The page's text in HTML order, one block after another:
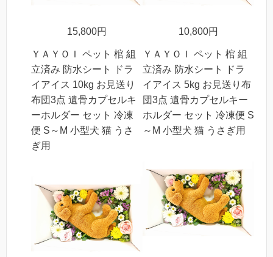
15,800円 10,800円
ＹＡＹＯＩ ペット 棺 組
立済み 防水シート ドラ
イアイス 10kg お見送り
布団3点 遺骨カプセルキ
ーホルダー セット 冷凍
便 S～M 小型犬 猫 うさ
ぎ用
ＹＡＹＯＩ ペット 棺 組
立済み 防水シート ドラ
イアイス 5kg お見送り布
団3点 遺骨カプセルキー
ホルダー セット 冷凍便 S
～M 小型犬 猫 うさぎ用